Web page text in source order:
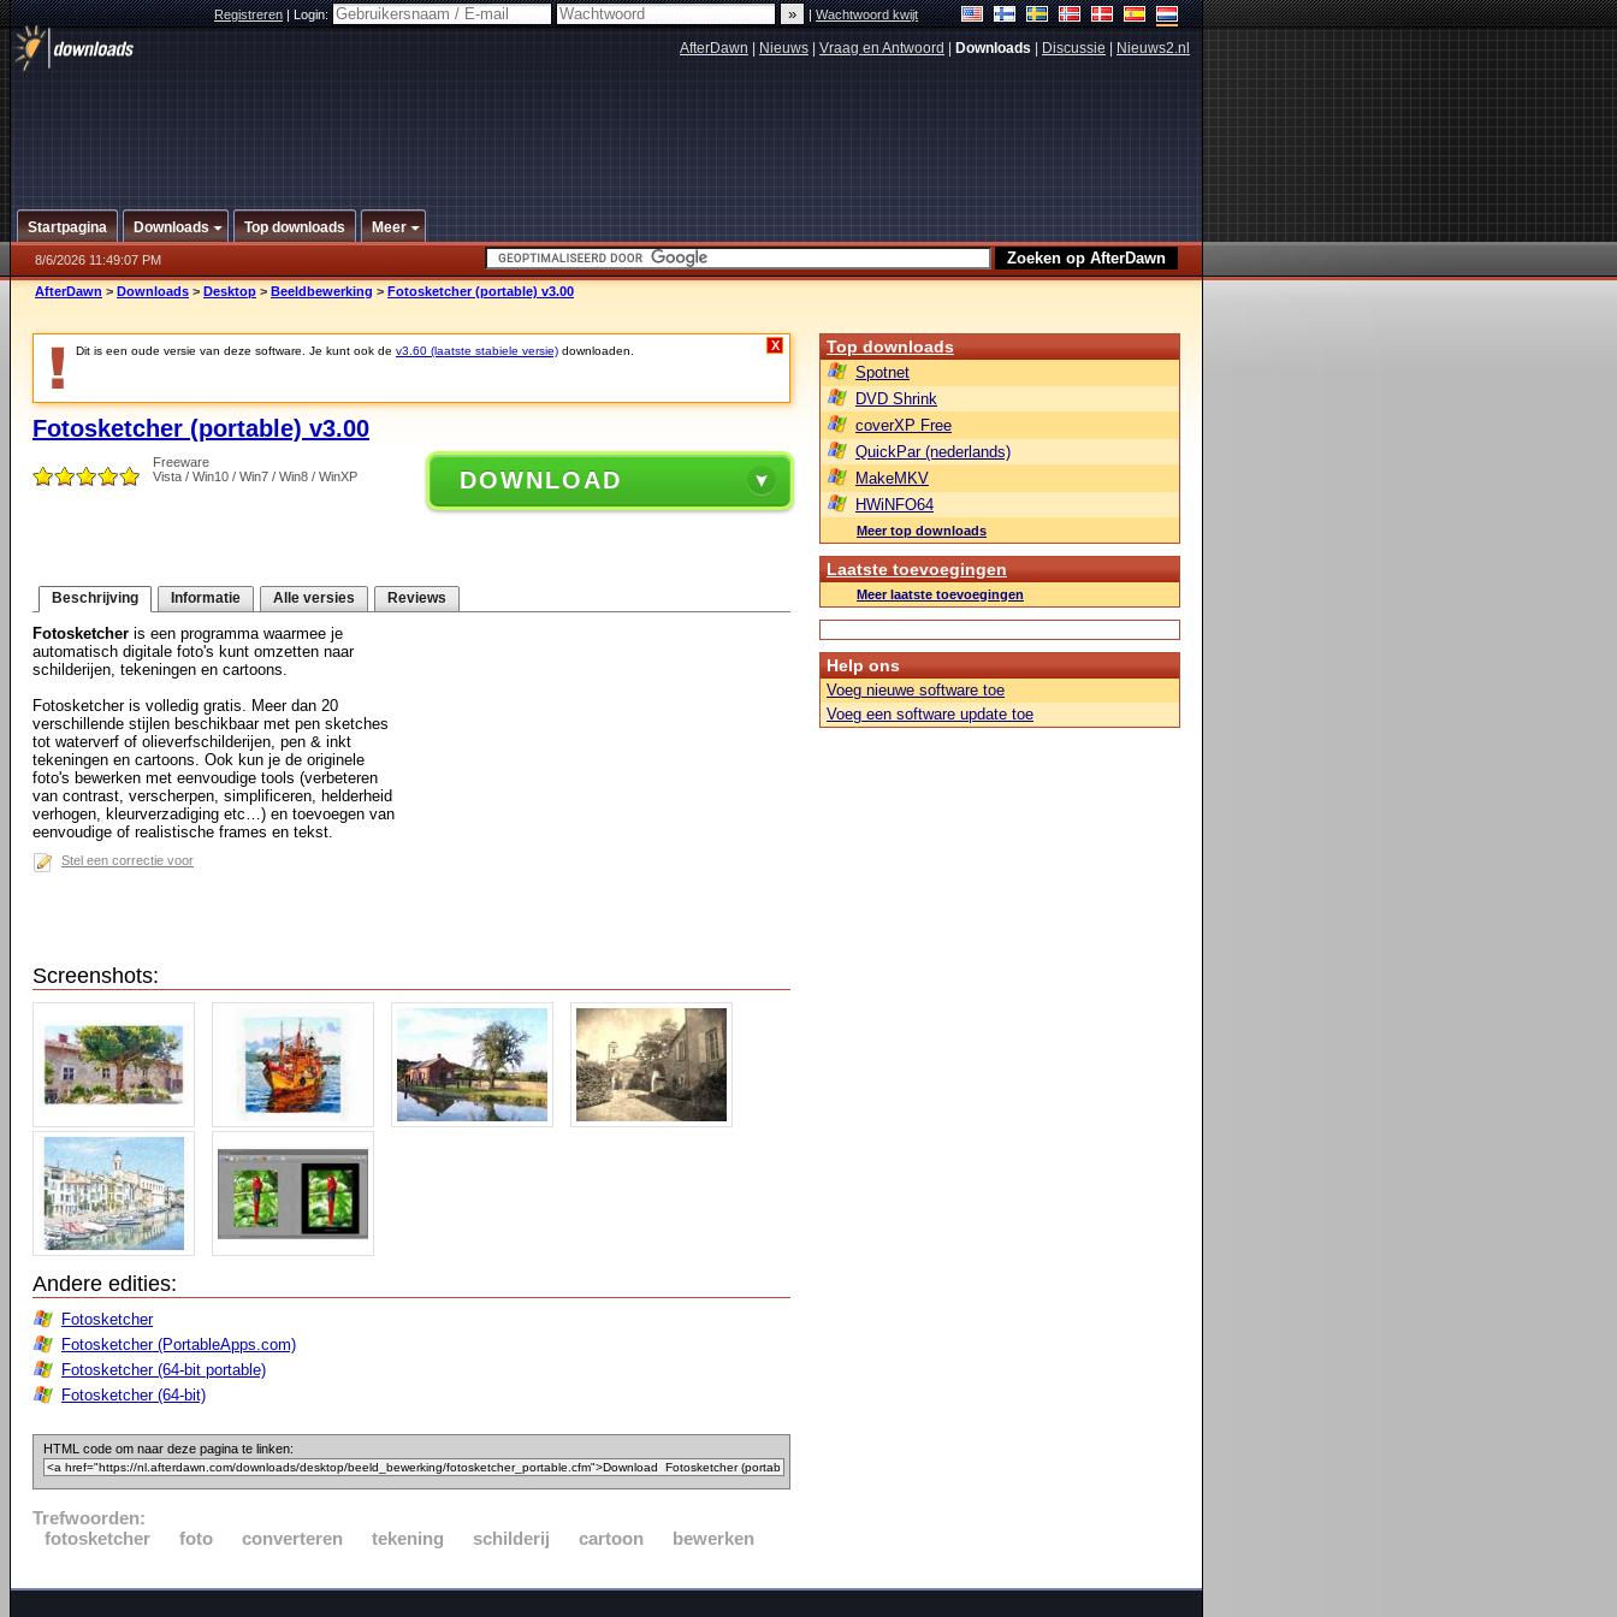
Registreren|Login: |Wachtwoord kwijt
AfterDawn Nieuws Vraag en Antwoord Downloads Discussie Nieuws2.nl
Startpagina Downloads Top downloads Meer
8/6/2026 11:49:07 PM
AfterDawn > Downloads > Desktop > Beeldbewerking > Fotosketcher (portable) v3.00
Dit is een oude versie van deze software. Je kunt ook de v3.60 (laatste stabiele versie) downloaden. X
Fotosketcher (portable) v3.00
Freeware
Vista / Win10 / Win7 / Win8 / WinXP
DOWNLOAD
Beschrijving Informatie Alle versies Reviews
Fotosketcher is een programma waarmee je
automatisch digitale foto's kunt omzetten naar
schilderijen, tekeningen en cartoons.
Fotosketcher is volledig gratis. Meer dan 20
verschillende stijlen beschikbaar met pen sketches
tot waterverf of olieverfschilderijen, pen & inkt
tekeningen en cartoons. Ook kun je de originele
foto's bewerken met eenvoudige tools (verbeteren
van contrast, verscherpen, simplificeren, helderheid
verhogen, kleurverzadiging etc…) en toevoegen van
eenvoudige of realistische frames en tekst.
Stel een correctie voor
Screenshots:
Andere edities:
Fotosketcher
Fotosketcher (PortableApps.com)
Fotosketcher (64-bit portable)
Fotosketcher (64-bit)
HTML code om naar deze pagina te linken:
Trefwoorden:
fotosketcher
foto converteren tekening schilderij cartoon bewerken
Top downloads
Spotnet
DVD Shrink
coverXP Free
QuickPar (nederlands)
MakeMKV
HWiNFO64
Meer top downloads
Laatste toevoegingen
Meer laatste toevoegingen
Help ons
Voeg nieuwe software toe
Voeg een software update toe